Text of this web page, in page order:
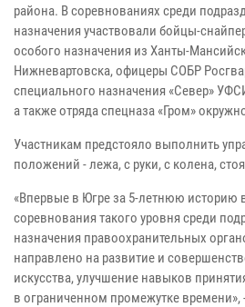
района. В соревнованиях среди
назначения участвовали бойцы-
особого назначения из Ханты-
Нижневартовска, офицеры СОБР
специального назначения «Север»
а также отряда спецназа «Гром»
Участникам предстояло выполнить
положений - лежа, с руки, с колена,
«Впервые в Югре за 5-летнюю
соревнования такого уровня среди
назначения правоохранительных
направлено на развитие и
искусства, улучшение навыков
в ограниченном промежутке времени»,